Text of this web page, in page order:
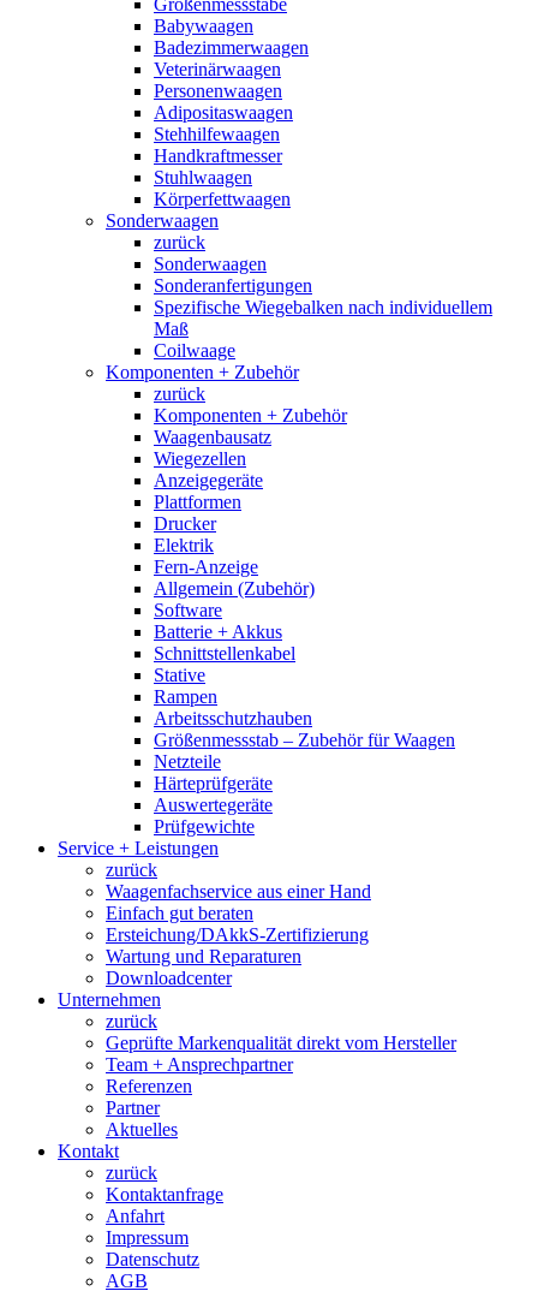
Größenmessstäbe
Babywaagen
Badezimmerwaagen
Veterinärwaagen
Personenwaagen
Adipositaswaagen
Stehhilfewaagen
Handkraftmesser
Stuhlwaagen
Körperfettwaagen
Sonderwaagen
zurück
Sonderwaagen
Sonderanfertigungen
Spezifische Wiegebalken nach individuellem
Maß
Coilwaage
Komponenten + Zubehör
zurück
Komponenten + Zubehör
Waagenbausatz
Wiegezellen
Anzeigegeräte
Plattformen
Drucker
Elektrik
Fern-Anzeige
Allgemein (Zubehör)
Software
Batterie + Akkus
Schnittstellenkabel
Stative
Rampen
Arbeitsschutzhauben
Größenmessstab – Zubehör für Waagen
Netzteile
Härteprüfgeräte
Auswertegeräte
Prüfgewichte
Service + Leistungen
zurück
Waagenfachservice aus einer Hand
Einfach gut beraten
Ersteichung/DAkkS-Zertifizierung
Wartung und Reparaturen
Downloadcenter
Unternehmen
zurück
Geprüfte Markenqualität direkt vom Hersteller
Team + Ansprechpartner
Referenzen
Partner
Aktuelles
Kontakt
zurück
Kontaktanfrage
Anfahrt
Impressum
Datenschutz
AGB